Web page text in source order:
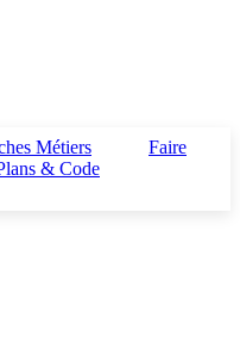
Métiers
Faire
& Code